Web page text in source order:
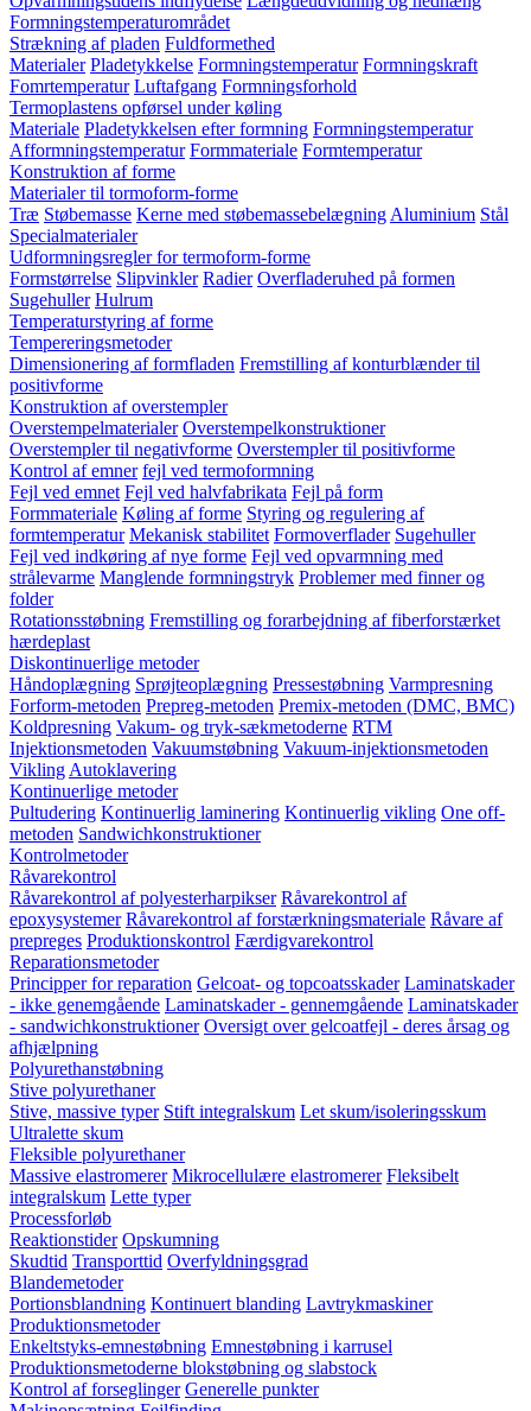
Formningstemperaturområdet
Strækning af pladen Fuldformethed
Materialer Pladetykkelse Formningstemperatur Formningskraft
Fomrtemperatur Luftafgang Formningsforhold
Termoplastens opførsel under køling
Materiale Pladetykkelsen efter formning Formningstemperatur
Afformningstemperatur Formmateriale Formtemperatur
Konstruktion af forme
Materialer til tormoform-forme
Træ Støbemasse Kerne med støbemassebelægning Aluminium Stål
Specialmaterialer
Udformningsregler for termoform-forme
Formstørrelse Slipvinkler Radier Overfladeruhed på formen
Sugehuller Hulrum
Temperaturstyring af forme
Tempereringsmetoder
Dimensionering af formfladen Fremstilling af konturblænder til
positivforme
Konstruktion af overstempler
Overstempelmaterialer Overstempelkonstruktioner
Overstempler til negativforme Overstempler til positivforme
Kontrol af emner fejl ved termoformning
Fejl ved emnet Fejl ved halvfabrikata Fejl på form
Formmateriale Køling af forme Styring og regulering af
formtemperatur Mekanisk stabilitet Formoverflader Sugehuller
Fejl ved indkøring af nye forme Fejl ved opvarmning med
strålevarme Manglende formningstryk Problemer med finner og
folder
Rotationsstøbning Fremstilling og forarbejdning af fiberforstærket
hærdeplast
Diskontinuerlige metoder
Håndoplægning Sprøjteoplægning Pressestøbning Varmpresning
Forform-metoden Prepreg-metoden Premix-metoden (DMC, BMC)
Koldpresning Vakum- og tryk-sækmetoderne RTM
Injektionsmetoden Vakuumstøbning Vakuum-injektionsmetoden
Vikling Autoklavering
Kontinuerlige metoder
Pultudering Kontinuerlig laminering Kontinuerlig vikling One off-
metoden Sandwichkonstruktioner
Kontrolmetoder
Råvarekontrol
Råvarekontrol af polyesterharpikser Råvarekontrol af
epoxysystemer Råvarekontrol af forstærkningsmateriale Råvare af
prepreges Produktionskontrol Færdigvarekontrol
Reparationsmetoder
Principper for reparation Gelcoat- og topcoatsskader Laminatskader
- ikke genemgående Laminatskader - gennemgående Laminatskader
- sandwichkonstruktioner Oversigt over gelcoatfejl - deres årsag og
afhjælpning
Polyurethanstøbning
Stive polyurethaner
Stive, massive typer Stift integralskum Let skum/isoleringsskum
Ultralette skum
Fleksible polyurethaner
Massive elastromerer Mikrocellulære elastromerer Fleksibelt
integralskum Lette typer
Processforløb
Reaktionstider Opskumning
Skudtid Transporttid Overfyldningsgrad
Blandemetoder
Portionsblandning Kontinuert blanding Lavtrykmaskiner
Produktionsmetoder
Enkeltstyks-emnestøbning Emnestøbning i karrusel
Produktionsmetoderne blokstøbning og slabstock
Kontrol af forseglinger Generelle punkter